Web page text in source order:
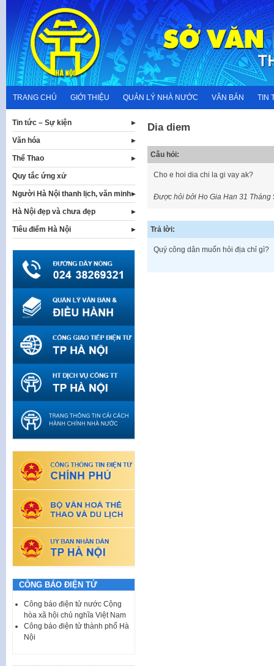
content
TRANG CHỦ GIỚI THIỆU QUẢN LÝ NHÀ NƯỚC VĂN BẢN TIN
Dia diem
Câu hỏi:
Cho e hoi dia chi la gi vay ak?
Được hỏi bởi Ho Gia Han 31 Tháng
Trả lời:
Quý công dân muốn hỏi địa chỉ gì?
Tin tức – Sự kiện
Văn hóa
Thể Thao
Quy tắc ứng xử
Người Hà Nội thanh lịch, văn minh
Hà Nội đẹp và chưa đẹp
Tiêu điểm Hà Nội
CÔNG BÁO ĐIỆN TỬ
Công báo điện tử nước Cộng
hòa xã hội chủ nghĩa Việt Nam
Công báo điện tử thành phố Hà
Nội